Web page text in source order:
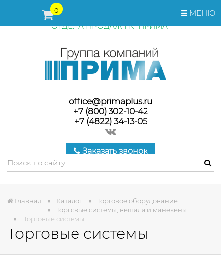
МЕНЮ
0
ПЕРЕД ОФОРМЛЕНИЕМ ЗАКАЗА, СТОИМОСТЬ И СРОКИ
ПОСТАВКИ ТОВАРА УТОЧНЯЙТЕ У МЕНЕДЖЕРОВ
ОТДЕЛА ПРОДАЖ ГК "ПРИМА"
office@primaplus.ru
+7 (800) 302-10-42
+7 (4822) 34-13-05
Заказать звонок
Главная Каталог
Торговое оборудование
Торговые системы, вешала и манекены
Торговые системы
Торговые системы